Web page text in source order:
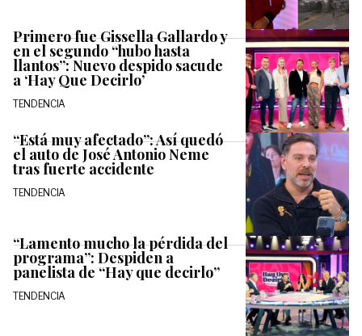
Primero fue Gissella Gallardo y
en el segundo “hubo hasta
llantos”: Nuevo despido sacude
a ‘Hay Que Decirlo’
TENDENCIA
“Está muy afectado”: Así quedó
el auto de José Antonio Neme
tras fuerte accidente
TENDENCIA
“Lamento mucho la pérdida del
programa”: Despiden a
panelista de “Hay que decirlo”
TENDENCIA